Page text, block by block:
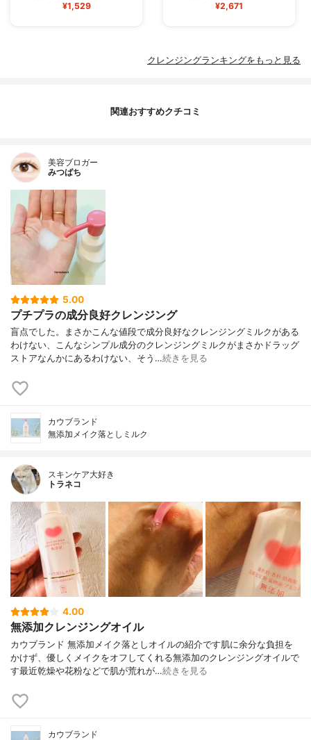
¥1,529 ¥2,671
クレンジングランキングをもっと見る
関連おすすめクチコミ
美容ブロガー
みつばち
5.00
プチプラの成分良好クレンジング
盲点でした。まさかこんな値段で成分良好なクレンジングミルクがある
わけない、こんなシンプル成分のクレンジングミルクがまさかドラッグ
ストアなんかにあるわけない、そう…続きを見る
カウブランド
無添加メイク落としミルク
スキンケア大好き
トラネコ
4.00
無添加クレンジングオイル
カウブランド 無添加メイク落としオイルの紹介です肌に余分な負担を
かけず、優しくメイクをオフしてくれる無添加のクレンジングオイルで
す最近乾燥や花粉などで肌が荒れが…続きを見る
カウブランド